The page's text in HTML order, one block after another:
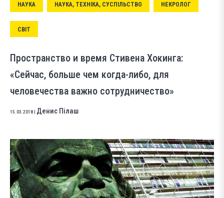
НАУКА НАУКА, ТЕХНІКА, СУСПІЛЬСТВО НЕКРОЛОГ
СВІТ
Пространство и время Стивена Хокинга:
«Сейчас, больше чем когда-либо, для
человечества важно сотрудничество»
15.03.2018 Денис Пілаш